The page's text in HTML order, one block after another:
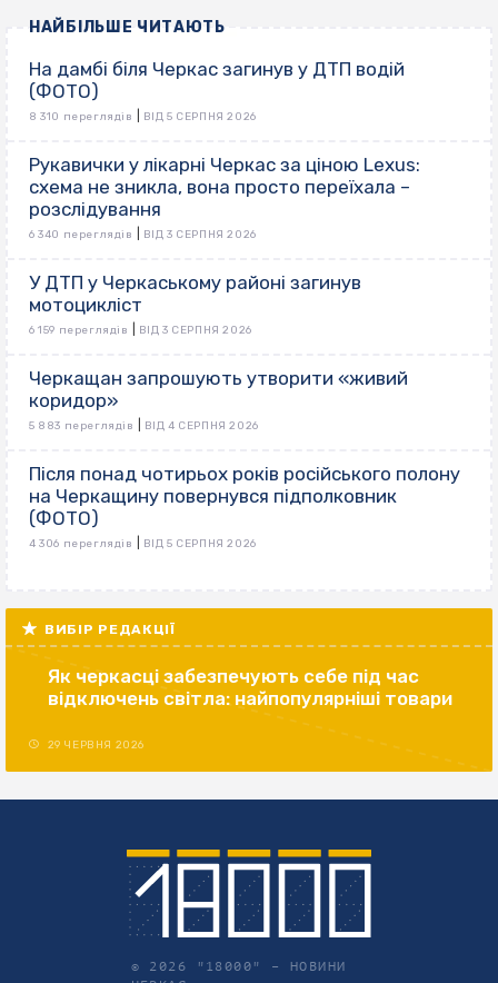
НАЙБІЛЬШЕ ЧИТАЮТЬ
На дамбі біля Черкас загинув у ДТП водій
(ФОТО)
8 310 переглядів ВІД 5 СЕРПНЯ 2026
Рукавички у лікарні Черкас за ціною Lexus:
схема не зникла, вона просто переїхала –
розслідування
6 340 переглядів ВІД 3 СЕРПНЯ 2026
У ДТП у Черкаському районі загинув
мотоцикліст
6 159 переглядів ВІД 3 СЕРПНЯ 2026
Черкащан запрошують утворити «живий
коридор»
5 883 переглядів ВІД 4 СЕРПНЯ 2026
Після понад чотирьох років російського полону
на Черкащину повернувся підполковник
(ФОТО)
4 306 переглядів ВІД 5 СЕРПНЯ 2026
ВИБІР РЕДАКЦІЇ
Як черкасці забезпечують себе під час
відключень світла: найпопулярніші товари
29 ЧЕРВНЯ 2026
© 2026 "18000" – НОВИНИ